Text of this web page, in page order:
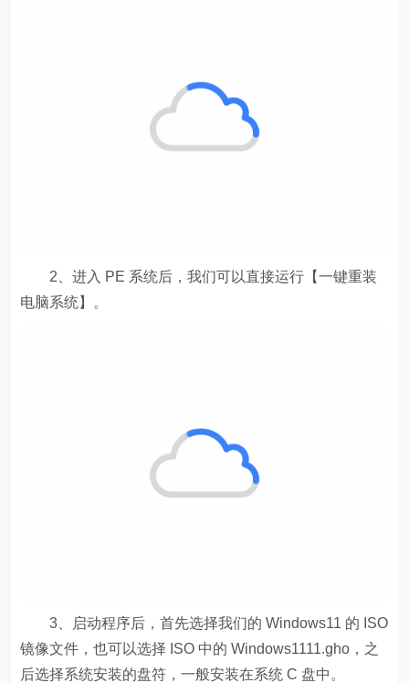
2、进入 PE 系统后，我们可以直接运行【一键重装
电脑系统】。
3、启动程序后，首先选择我们的 Windows11 的 ISO
镜像文件，也可以选择 ISO 中的 Windows1111.gho，之
后选择系统安装的盘符，一般安装在系统 C 盘中。